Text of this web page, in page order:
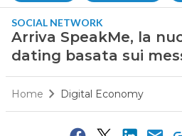
SOCIAL NETWORK
Arriva SpeakMe, la
dating basata sui
Home Digital Economy